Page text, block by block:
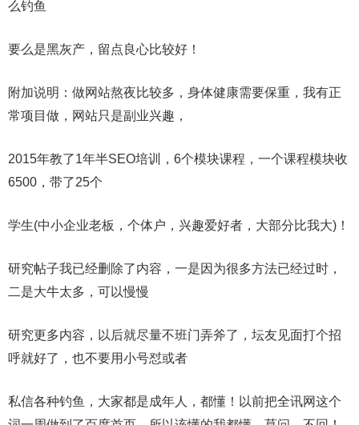
么钓鱼
要么是黑灰产，留点良心比较好！
附加说明：做网站熬夜比较多，身体健康需要保重，我有正
常项目做，网站只是副业兴趣，
2015年教了1年半SEO培训，6个模块课程，一个课程模块收
6500，带了25个
学生(中小企业老板，个体户，兴趣爱好者，大部分比我大)！
研究帖子我已经删除了内容，一是因为很多方法已经过时，
二是大牛太多，可以慢慢
研究更多内容，以后就尽量不班门弄斧了，坛友见面打个招
呼就好了，也不要用小号怼或者
私信各种钓鱼，大家都是成年人，都懂！以前把全讯网这个